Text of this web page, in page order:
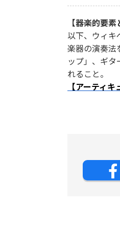
【器楽的要素
以下、ウィキ
楽器の演奏法
ップ」、ギ
れること。
【アーティ